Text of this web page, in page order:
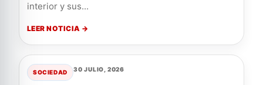
interior y sus...
LEER NOTICIA →
SOCIEDAD 30 JULIO, 2026